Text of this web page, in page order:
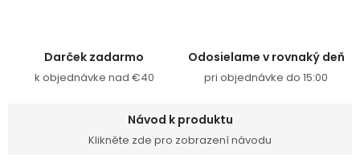
Darček zadarmo
k objednávke nad €40
Odosielame v rovnaký deň
pri objednávke do 15:00
Návod k produktu
Klikněte zde pro zobrazení návodu